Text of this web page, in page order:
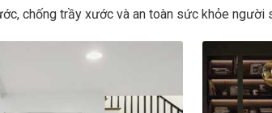
chống trầy xước và an toàn sức khỏe người